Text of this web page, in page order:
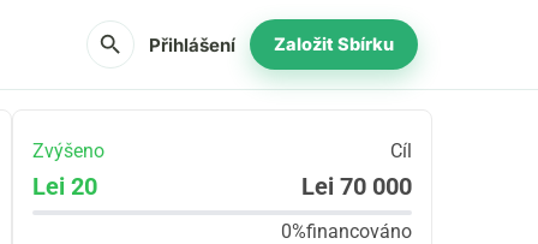
search Přihlášení Založit Sbírku
Zvýšeno Cíl
Lei 20 Lei 70 000
0%financováno